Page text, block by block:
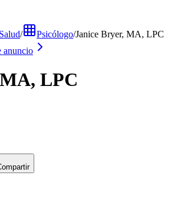
Salud/ Psicólogo/Janice Bryer, MA, LPC
anuncio
LPC